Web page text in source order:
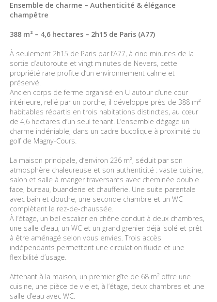
Ensemble de charme – Authenticité & élégance
champêtre
388 m² – 4,6 hectares – 2h15 de Paris (A77)
À seulement 2h15 de Paris par l’A77, à cinq minutes de la
sortie d’autoroute et vingt minutes de Nevers, cette
propriété rare profite d’un environnement calme et
préservé.
Ancien corps de ferme organisé en U autour d’une cour
intérieure, relié par un porche, il développe près de 388 m²
habitables répartis en trois habitations distinctes, au cœur
de 4,6 hectares d’un seul tenant. L’ensemble dégage un
charme indéniable, dans un cadre bucolique à proximité du
golf de Magny-Cours.
La maison principale, d’environ 236 m², séduit par son
atmosphère chaleureuse et son authenticité : vaste cuisine,
salon et salle à manger traversants avec cheminée double
face, bureau, buanderie et chaufferie. Une suite parentale
avec bain et douche, une seconde chambre et un WC
complètent le rez-de-chaussée.
À l’étage, un bel escalier en chêne conduit à deux chambres,
une salle d’eau, un WC et un grand grenier déjà isolé et prêt
à être aménagé selon vous envies. Trois accès
indépendants permettent une circulation fluide et une
flexibilité d’usage.
Attenant à la maison, un premier gîte de 68 m² offre une
cuisine, une pièce de vie et, à l’étage, deux chambres et une
salle d’eau avec WC.